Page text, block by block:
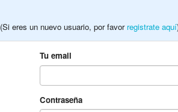
(Si eres un nuevo usuario, por favor registrate aquí
Tu email
Contraseña